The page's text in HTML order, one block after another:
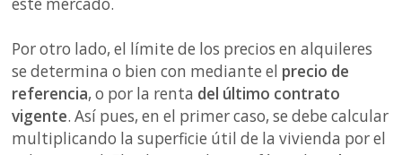
Por otro lado, el límite de los precios en alquileres
se determina o bien con mediante el precio de
referencia, o por la renta del último contrato
vigente. Así pues, en el primer caso, se debe calcular
multiplicando la superficie útil de la vivienda por el